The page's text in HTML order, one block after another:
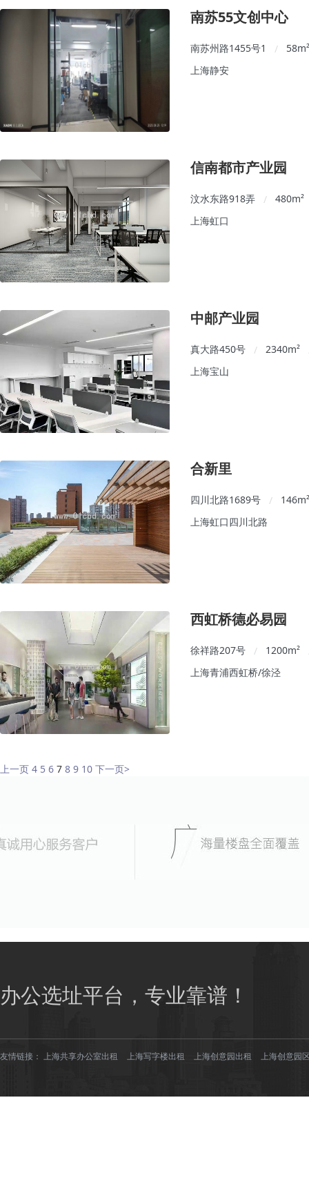
南苏55文创中心
南苏州路1455号1 / 58
上海静安
信南都市产业园
汶水东路918弄 / 480m²
上海虹口
中邮产业园
真大路450号 / 2340m²
上海宝山
合新里
四川北路1689号 / 146
上海虹口四川北路
西虹桥德必易园
徐祥路207号 / 1200m²
上海青浦西虹桥/徐泾
上一页 4 5 6 7 8 9 10 下一页>
办公选址平台，专业靠谱！
友情链接： 上海共享办公室出租 上海写字楼出租 上海创意园出租 上海创意园